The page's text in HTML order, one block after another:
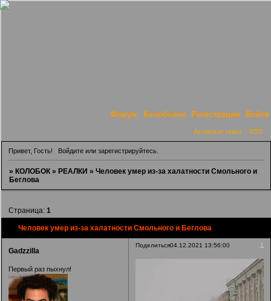
Форум Колобчане Регистрация Войти
Активные темы RSS
Привет, Гость! Войдитеили зарегистрируйтесь.
»КОЛОБОК »РЕАЛКИ »Человек умер из-за халатности Смольного и
Беглова
Человек умер из-за халатности Смольного и Беглова
Страница:1
Поделиться 1
04.12.2021 13:56:00
Gadzzilla
Первый раз пыхнул!